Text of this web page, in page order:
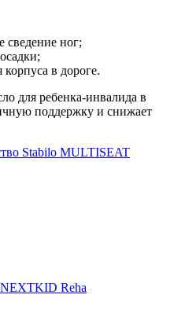
сведение ног;
в дороге.
для ребенка-инвалида в
поддержку и снижает
Stabilo MULTISEAT
Reha